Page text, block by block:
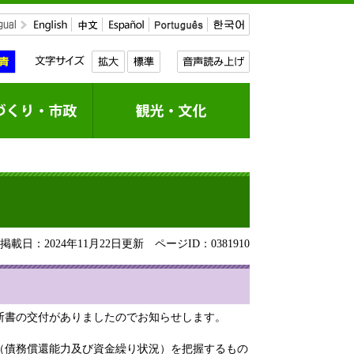
日：2024年11月22日更新 ページID：0381910
の交付がありましたのでお知らせします。
務償還能力及び資金繰り状況）を把握するもの